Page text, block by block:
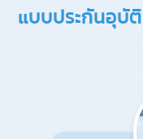
แบบประกันอุบัติ